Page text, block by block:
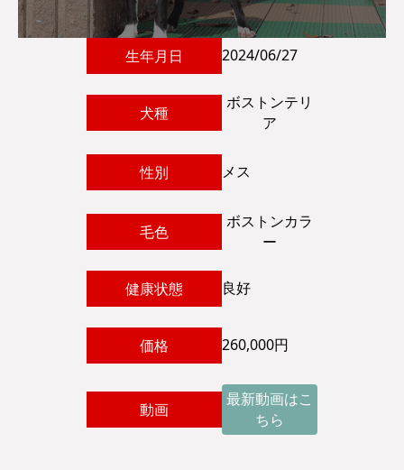
生年月日 2024/06/27
犬種
ボストンテリ
ア
性別 メス
毛色
ボストンカラ
ー
健康状態 良好
価格 260,000円
動画
最新動画はこ
ちら